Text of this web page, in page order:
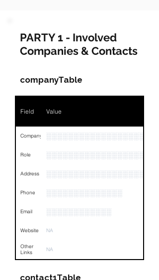
PARTY 1 - Involved
Companies & Contacts
companyTable
Field Value
Company ░░░░░░░░░░░░░░░░░░░░
Role
Address
Phone ░░░░░░░░░░░░░░
Email ░░░░░░░░░░░░
Website NA
Other
Links
NA
contact1Table